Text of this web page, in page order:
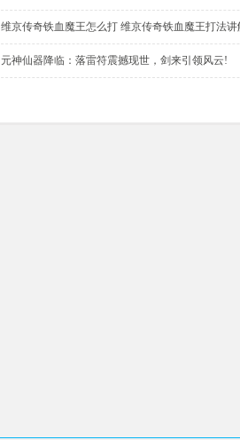
维京传奇铁血魔王怎么打 维京传奇铁血魔王打法讲
元神仙器降临：落雷符震撼现世，剑来引领风云!